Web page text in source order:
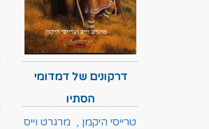
דרקונים של דמדומי
הסתיו
טרייסי היקמן , מרגרט וייס